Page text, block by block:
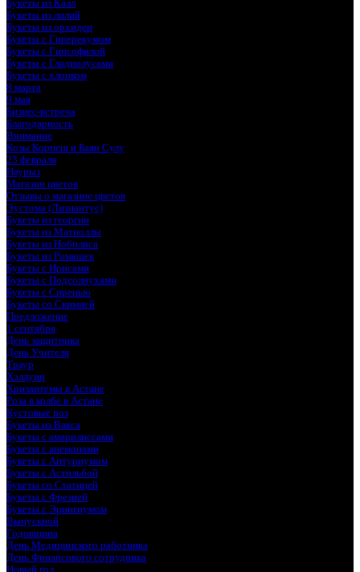
Букеты из Калл
Букеты из лилий
Букеты из орхидеи
Букеты с Гиперекумом
Букеты с Гипсофилой
Букеты с Гладиолусами
Букеты с хлопком
8 марта
9 мая
Бизнес-встреча
Благодарность
Внимание
Козы Корпеш и Баян Сулу
23 февраля
Наурыз
Магазин цветов
Отзывы о магазине цветов
Эустома (Лизиантус)
Букеты из георгин
Букеты из Матиоллы
Букеты из Нобилиса
Букеты из Ромашек
Букеты с Ирисами
Букеты с Подсолнухами
Букеты с Сиренью
Букеты со Скимией
Предложение
1 сентября
День защитника
День Учителя
Траур
Хэллуин
Хризантемы в Астане
Роза в колбе в Астане
Кустовые роз
Букеты из Вакса
Букеты с амарилиссами
Букеты с анемонами
Букеты с Антуриумом
Букеты с Астильбой
Букеты со Статицей
Букеты с Фрезией
Букеты с Эрингиумом
Выпускной
Годовщина
День Медицинского работника
День Финансового сотрудника
Новый год